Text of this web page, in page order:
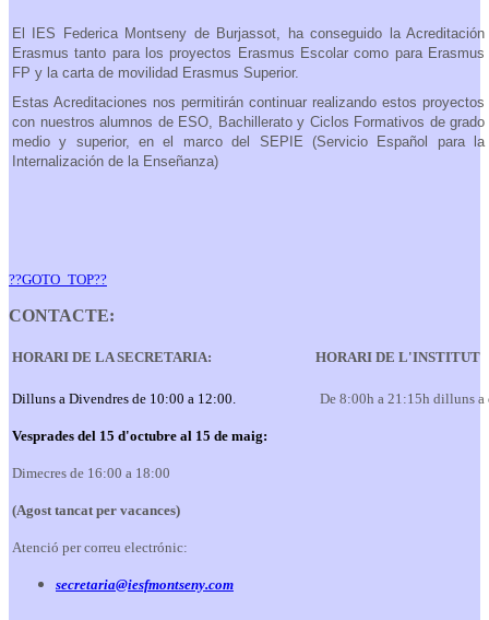
El IES Federica Montseny de Burjassot, ha conseguido la Acreditación
Erasmus tanto para los proyectos Erasmus Escolar como para Erasmus
FP y la carta de movilidad Erasmus Superior.
Estas Acreditaciones nos permitirán continuar realizando estos proyectos
con nuestros alumnos de ESO, Bachillerato y Ciclos Formativos de grado
medio y superior, en el marco del SEPIE (Servicio Español para la
Internalización de la Enseñanza)
??GOTO_TOP??
CONTACTE:
HORARI DE LA SECRETARIA: HORARI DE L'INSTITUT
Dilluns a Divendres de 10:00 a 12:00.
Vesprades del 15 d'octubre al 15 de maig:
Dimecres de 16:00 a 18:00
(Agost tancat per vacances)
Atenció per correu electrónic:
secretaria@iesfmontseny.com
De 8:00h a 21:15h dilluns a